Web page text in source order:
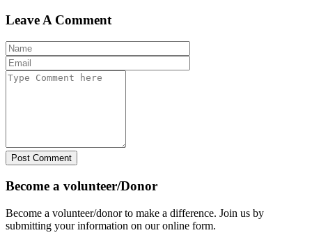
Leave A Comment
Post Comment
Become a volunteer/Donor
Become a volunteer/donor to make a difference. Join us by
submitting your information on our online form.